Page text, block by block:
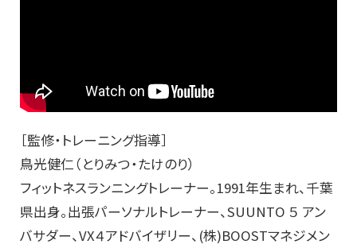
［監修・トレーニング指導］
鳥光健仁（とりみつ・たけのり）
フィットネスランニングトレーナー。1991年生まれ、千葉
県出身。出張パーソナルトレーナー、SUUNTO ５ アン
バサダー、VX４アドバイザリー、(株)BOOSTマネジメン